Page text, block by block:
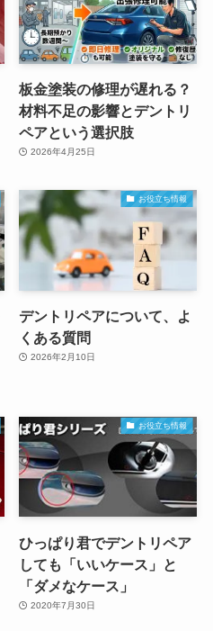
板金塗装の修理が遅れる？
材料不足の影響とデントリ
ペアという選択肢
2026年4月25日
お役立ち情報
デントリペアについて、よ
くある質問
2026年2月10日
お役立ち情報
ひっぱり君でデントリペア
しても「いいケース」と
「ダメなケース」
2020年7月30日